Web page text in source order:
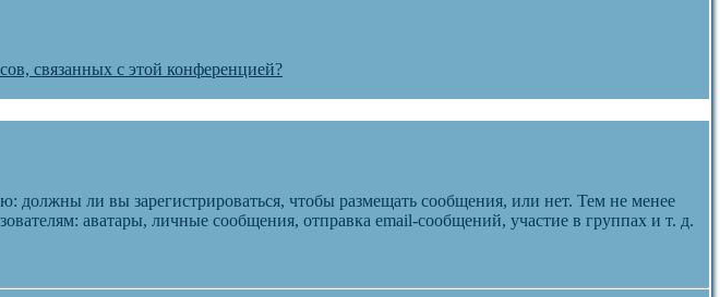
связанных с этой конференцией?
должны ли вы зарегистрироваться, чтобы размещать сообщения, или нет. Тем не менее
аватары, личные сообщения, отправка email-сообщений, участие в группах и т. д.